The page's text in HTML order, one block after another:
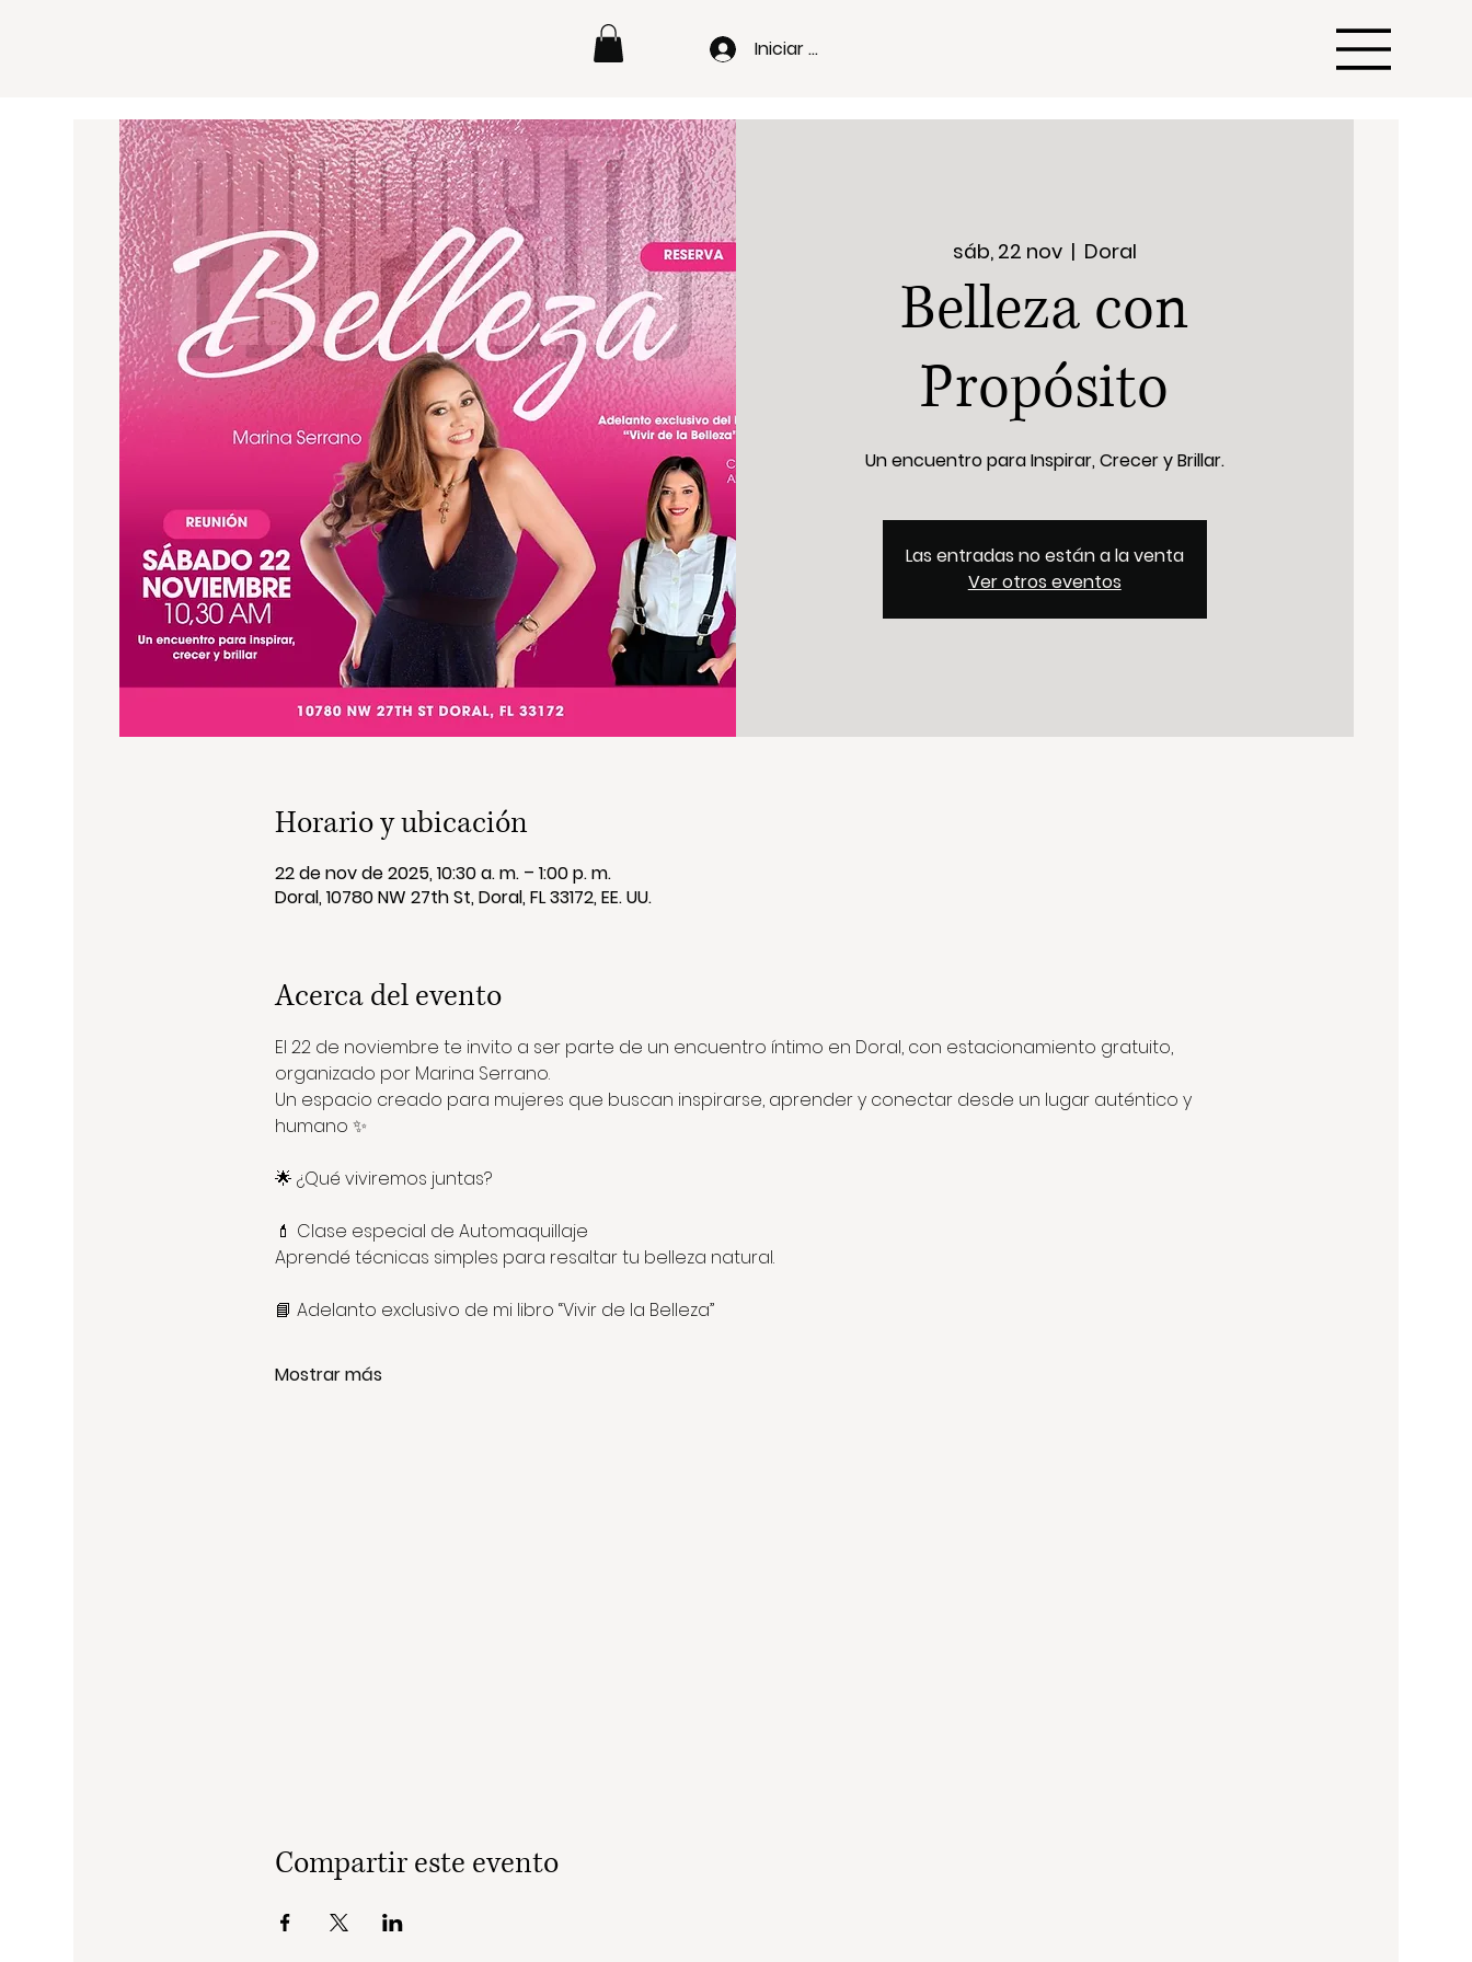
Iniciar sesión
sáb, 22 nov
  |
Doral
Belleza con
Propósito
Un encuentro para Inspirar, Crecer y Brillar.
Las entradas no están a la venta
Ver otros eventos
Horario y ubicación
22 de nov de 2025, 10:30 a. m. – 1:00 p. m.
Doral, 10780 NW 27th St, Doral, FL 33172, EE. UU.
Acerca del evento
El 22 de noviembre te invito a ser parte de un encuentro íntimo en Doral, con estacionamiento gratuito,
organizado por Marina Serrano.
Un espacio creado para mujeres que buscan inspirarse, aprender y conectar desde un lugar auténtico y
humano ✨
🌟 ¿Qué viviremos juntas?
💄 Clase especial de Automaquillaje
Aprendé técnicas simples para resaltar tu belleza natural.
📘 Adelanto exclusivo de mi libro “Vivir de la Belleza”
Mostrar más
Compartir este evento